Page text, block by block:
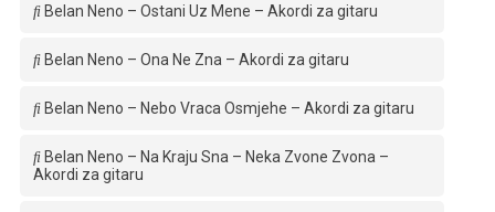
Belan Neno – Ostani Uz Mene – Akordi za gitaru
Belan Neno – Ona Ne Zna – Akordi za gitaru
Belan Neno – Nebo Vraca Osmjehe – Akordi za gitaru
Belan Neno – Na Kraju Sna – Neka Zvone Zvona –
Akordi za gitaru